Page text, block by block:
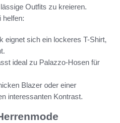
Outfits zu kreieren.
helfen:
eignet sich ein lockeres T-Shirt,
ideal zu Palazzo-Hosen für
Blazer oder einer
interessanten Kontrast.